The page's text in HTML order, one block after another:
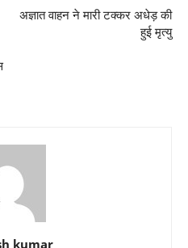
अज्ञात वाहन ने मारी टक्कर अधेड़ की
हुई मृत्यु
kumar